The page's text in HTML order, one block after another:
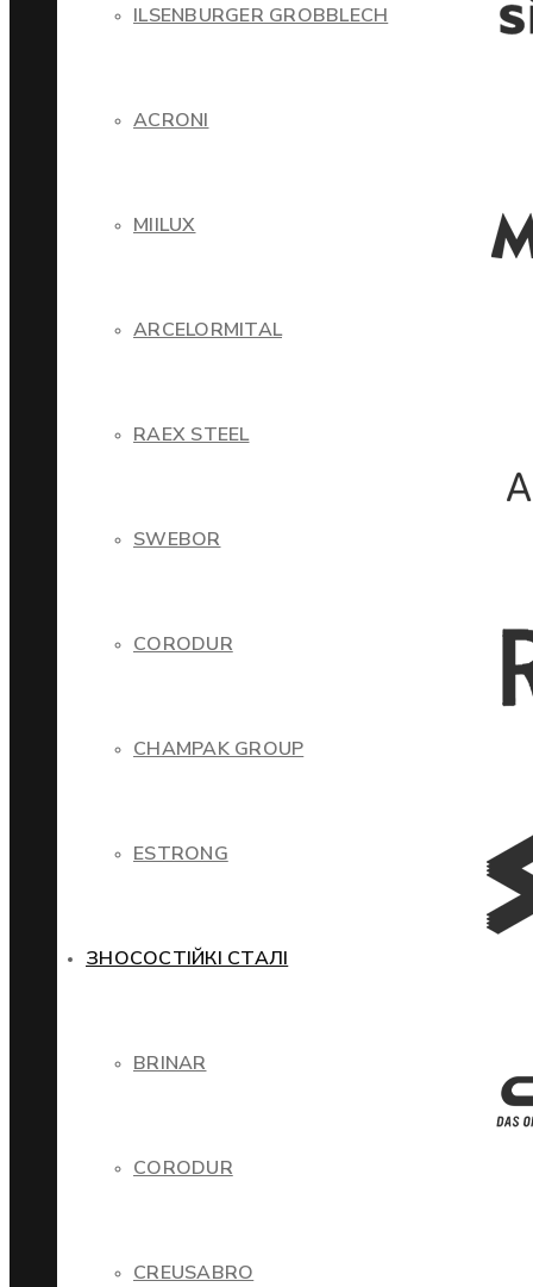
ILSENBURGER GROBBLECH
ACRONI
MIILUX
ARCELORMITAL
RAEX STEEL
SWEBOR
CORODUR
CHAMPAK GROUP
ESTRONG
ЗНОСОСТІЙКІ СТАЛІ
BRINAR
CORODUR
CREUSABRO